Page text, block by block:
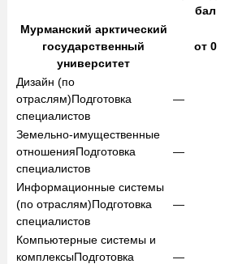
бал
Мурманский арктический
государственный
университет
от0
Дизайн (по
отраслям)Подготовка
специалистов
—
Земельно-имущественные
отношенияПодготовка
специалистов
—
Информационные системы
(по отраслям)Подготовка
специалистов
—
Компьютерные системы и
комплексыПодготовка
—